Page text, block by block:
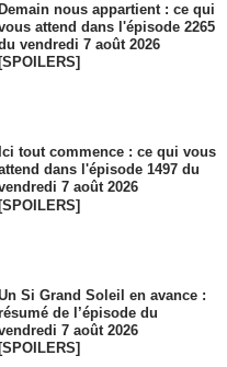
Demain nous appartient : ce qui
attend dans l'épisode 2265
vendredi 7 août 2026
[SPOILERS]
Ici tout commence : ce qui vous
dans l'épisode 1497 du
7 août 2026
Si Grand Soleil en avance :
de l’épisode du
7 août 2026
[SPOILERS]